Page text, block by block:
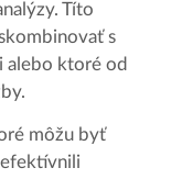
Títo
s
alebo ktoré od
môžu byť